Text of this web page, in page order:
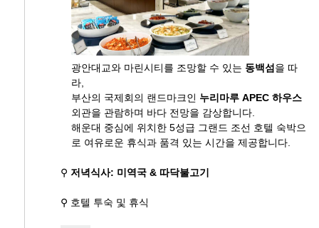
광안대교와 마린시티를 조망할 수 있는 동백섬 을 따
라,
부산의 국제회의 랜드마크인 누리마루 APEC 하우스
외관을 관람하며 바다 전망을 감상합니다.
해운대 중심에 위치한 5성급 그랜드 조선 호텔 숙박으
로 여유로운 휴식과 품격 있는 시간을 제공합니다.
⚲ 저녁식사: 미역국 & 따닥불고기
⚲ 호텔 투숙 및 휴식